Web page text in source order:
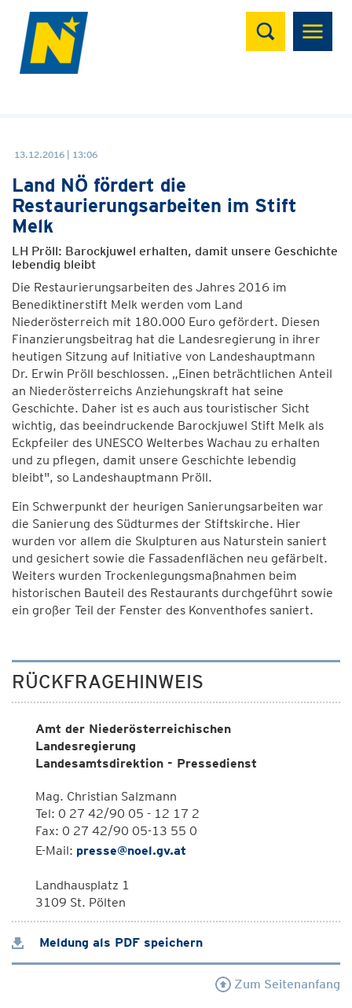
Suchen
13.12.2016 | 13:06
Land NÖ fördert die
Restaurierungsarbeiten im Stift
Melk
LH Pröll: Barockjuwel erhalten, damit unsere Geschichte
lebendig bleibt
Die Restaurierungsarbeiten des Jahres 2016 im
Benediktinerstift Melk werden vom Land
Niederösterreich mit 180.000 Euro gefördert. Diesen
Finanzierungsbeitrag hat die Landesregierung in ihrer
heutigen Sitzung auf Initiative von Landeshauptmann
Dr. Erwin Pröll beschlossen. „Einen beträchtlichen Anteil
an Niederösterreichs Anziehungskraft hat seine
Geschichte. Daher ist es auch aus touristischer Sicht
wichtig, das beeindruckende Barockjuwel Stift Melk als
Eckpfeiler des UNESCO Welterbes Wachau zu erhalten
und zu pflegen, damit unsere Geschichte lebendig
bleibt", so Landeshauptmann Pröll.
Ein Schwerpunkt der heurigen Sanierungsarbeiten war
die Sanierung des Südturmes der Stiftskirche. Hier
wurden vor allem die Skulpturen aus Naturstein saniert
und gesichert sowie die Fassadenflächen neu gefärbelt.
Weiters wurden Trockenlegungsmaßnahmen beim
historischen Bauteil des Restaurants durchgeführt sowie
ein großer Teil der Fenster des Konventhofes saniert.
RÜCKFRAGEHINWEIS
Amt der Niederösterreichischen
Landesregierung
Landesamtsdirektion - Pressedienst
Mag. Christian Salzmann
Tel: 0 27 42/90 05 - 12 17 2
Fax: 0 27 42/90 05-13 55 0
E-Mail: presse@noel.gv.at
Landhausplatz 1
3109 St. Pölten
Meldung als PDF speichern
Zum Seitenanfang